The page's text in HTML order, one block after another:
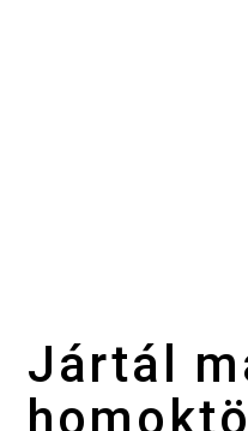
Jártál